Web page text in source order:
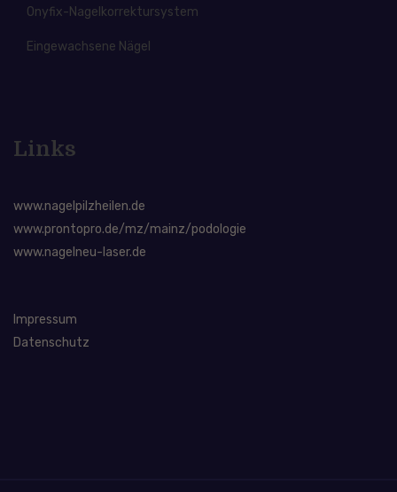
Onyfix-Nagelkorrektursystem
Eingewachsene Nägel
Links
www.nagelpilzheilen.de
www.prontopro.de/mz/mainz/podologie
www.nagelneu-laser.de
Impressum
Datenschutz